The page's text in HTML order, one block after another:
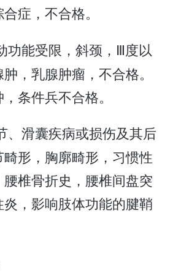
症，不合格。
功能受限，斜颈，Ⅲ度以
，乳腺肿瘤，不合格。
条件兵不合格。
、滑囊疾病或损伤及其后
形，胸廓畸形，习惯性
椎骨折史，腰椎间盘突
，影响肢体功能的腱鞘